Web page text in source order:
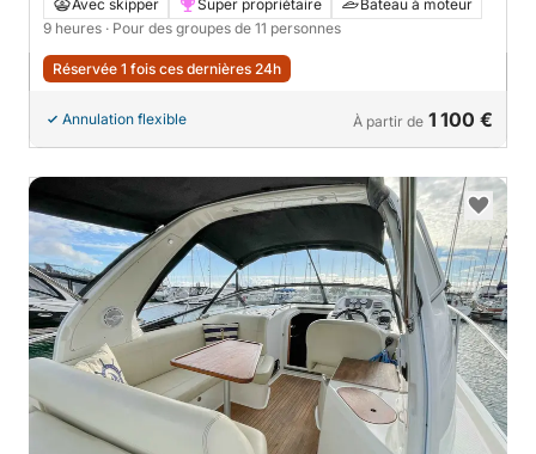
Avec skipper Super propriétaire
Bateau à moteur
9 heures · Pour des groupes de 11 personnes
Réservée 1 fois ces dernières 24h
Annulation flexible À partir de 1 100 €